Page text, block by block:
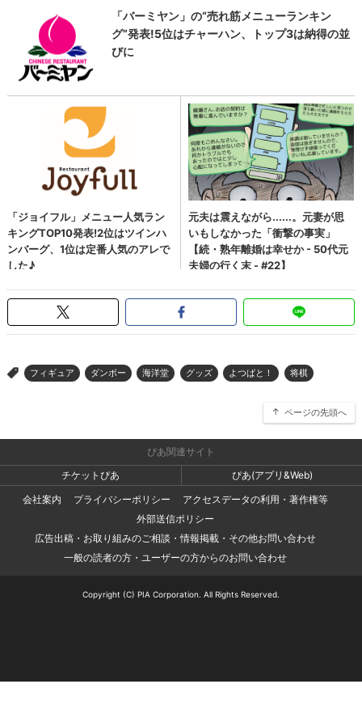
> フィギュア ダンボー 海洋堂 グッズ よつばと！ 将棋
ページの先頭へ
ぴあ関連サイト
チケットぴあ
ぴあ(アプリ&Web)
会社案内
プライバシーポリシー
アクセスデータの利用・著作権等
外部送信ポリシー
広告出稿・お取り組みのご相談・情報掲載・その他お問い合わせ
一般の読者の方・ユーザーの方からのお問い合わせ
Copyright (C) PIA Corporation. All Rights Reserved.